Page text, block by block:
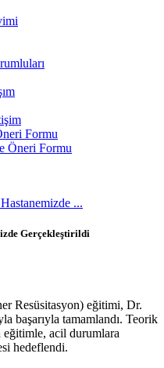
Formu
Öneri Formu
...
Gerçekleştirildi
Resüsitasyon) eğitimi, Dr.
başarıyla tamamlandı. Teorik
eğitimle, acil durumlara
hedeflendi.